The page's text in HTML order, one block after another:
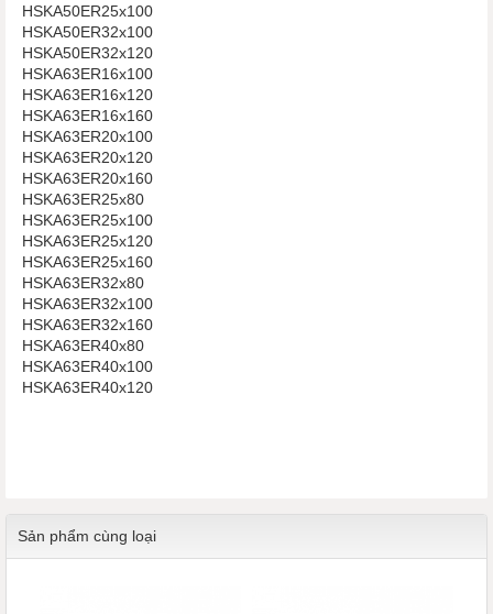
​​​​​​​​​​​​​​HSKA50ER25x100
​​​​​​​HSKA50ER32x100
​​​​​​​​​​​​​​​​​​​​​HSKA50ER32x120
HSKA63ER16x100
HSKA63ER16x120
HSKA63ER16x160
HSKA63ER20x100
HSKA63ER20x120
HSKA63ER20x160
​​​​​​​HSKA63ER25x80
HSKA63ER25x100
HSKA63ER25x120
HSKA63ER25x160
HSKA63ER32x80
HSKA63ER32x100
​​​​​​​HSKA63ER32x160
HSKA63ER40x80
​​​​​​​HSKA63ER40x100
HSKA63ER40x120
Sản phẩm cùng loại